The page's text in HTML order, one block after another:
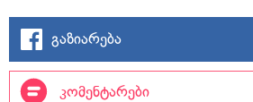
გაზიარება
კომენტარები